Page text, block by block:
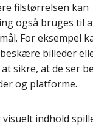
filstørrelsen kan
også bruges til
For eksempel
billeder
sikre, at de ser
og platforme.
visuelt indhold